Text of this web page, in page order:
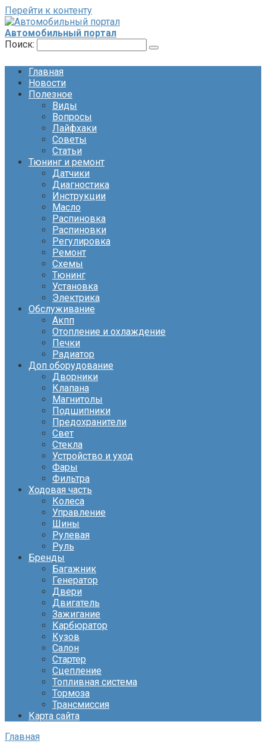
Перейти к контенту
Автомобильный портал
Поиск:
Главная
Новости
Полезное
Виды
Вопросы
Лайфхаки
Советы
Статьи
Тюнинг и ремонт
Датчики
Диагностика
Инструкции
Масло
Распиновка
Распиновки
Регулировка
Ремонт
Схемы
Тюнинг
Установка
Электрика
Обслуживание
Акпп
Отопление и охлаждение
Печки
Радиатор
Доп оборудование
Дворники
Клапана
Магнитолы
Подшипники
Предохранители
Свет
Стекла
Устройство и уход
Фары
Фильтра
Ходовая часть
Колеса
Управление
Шины
Рулевая
Руль
Бренды
Багажник
Генератор
Двери
Двигатель
Зажигание
Карбюратор
Кузов
Салон
Стартер
Сцепление
Топливная система
Тормоза
Трансмиссия
Карта сайта
Главная